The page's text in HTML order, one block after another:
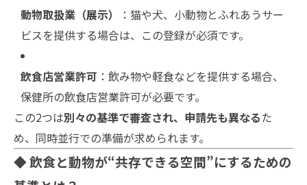
動物取扱業（展示）
：猫や犬、小動物とふれあうサー
ビスを提供する場合は、この登録が必須です。
飲食店営業許可 ：飲み物や軽食などを提供する場合、
保健所の飲食店営業許可が必要です。
この2つは別々の基準で審査され、申請先も異なるた
め、同時並行での準備が求められます。
◆ 飲食と動物が“共存できる空間”にするための